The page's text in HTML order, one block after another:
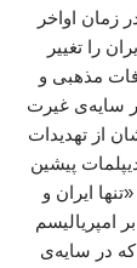
اواخر
را تغییر
مذهبی و
سایه‌ی غیرت
از تهدیدات
پیشین
ایران و
امپریالیسم
که در سایه‌ی